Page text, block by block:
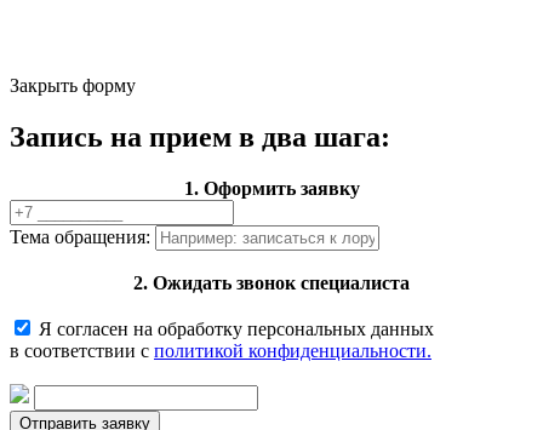
Закрыть форму
Запись на прием в два шага:
1. Оформить заявку
Тема обращения:
2. Ожидать звонок специалиста
Я согласен на обработку персональных данных
в соответствии с политикой конфиденциальности.